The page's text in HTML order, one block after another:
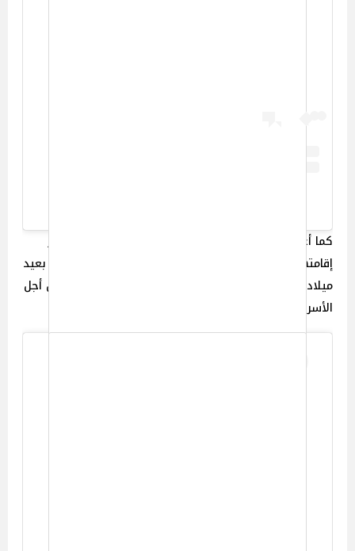
كما أعلن كول إلغاء حفلة عيد ميلاده التي كان من المقرر
إقامتها في منزله، قائلاً: "لا أشعر أن من الصواب الاحتفال بعيد
ميلادي بينما يخسر الناس كل ما يملكون. أرجوكم صلوا من أجل
الأسر المتضررة من الحرائق".